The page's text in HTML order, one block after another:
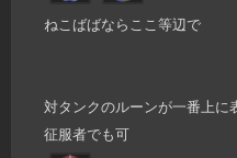
ねこばばならここ等辺で
対タンクのルーンが一番上に
征服者でも可